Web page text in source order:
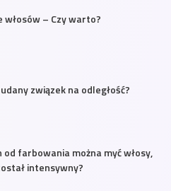
włosów – Czy warto?
związek na odległość?
od farbowania można myć włosy,
intensywny?